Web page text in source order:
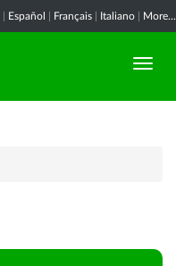
Español Français Italiano More...